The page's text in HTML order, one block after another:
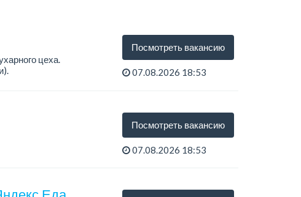
цеха.
Посмотреть вакансию
07.08.2026 18:53
Посмотреть вакансию
07.08.2026 18:53